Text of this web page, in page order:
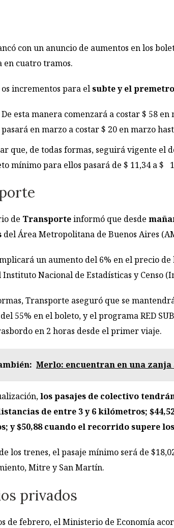
con un anuncio de aumentos en los
en cuatro tramos.
os incrementos para elsubte y el premetro
De esta manera comenzará a costar $ 58
pasará en marzo a costar $ 20 en marzo
que, de todas formas, seguirá vigente el
mínimo para ellos pasará de $ 11,34 a $
de Transporteinformó que desde
del Área Metropolitana de Buenos Aires
un aumento del 6% en el precio
Nacional de Estadísticas y Censo
Transporte aseguró que se
55% en el boleto, y el programa RED
en 2 horas desde el primer viaje.
Merlo: encuentran en una
los pasajes de colectivo
de entre 3 y 6 kilómetros;
y $50,88 cuando el recorrido supere
los trenes, el pasaje mínimo será de
Mitre y San Martín.
privados
de febrero, el Ministerio de Economía